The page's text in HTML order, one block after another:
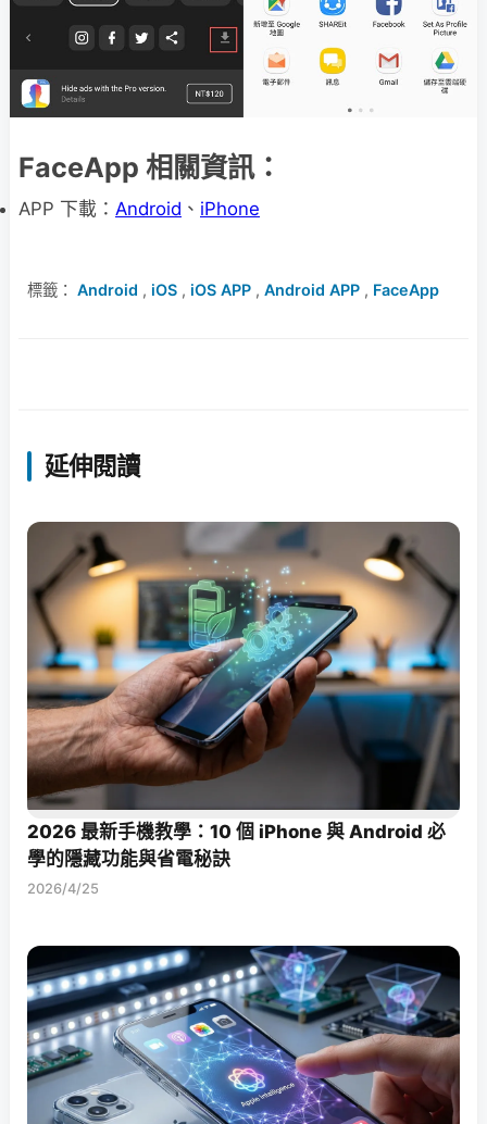
FaceApp 相關資訊：
APP 下載： Android 、 iPhone
標籤： Android , iOS , iOS APP , Android APP , FaceApp
延伸閱讀
2026 最新手機教學：10 個 iPhone 與 Android 必
學的隱藏功能與省電秘訣
2026/4/25